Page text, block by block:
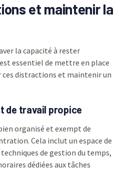
et maintenir la
la capacité à rester
essentiel de mettre en place
distractions et maintenir un
de travail propice
organisé et exempt de
Cela inclut un espace de
de gestion du temps,
dédiées aux tâches